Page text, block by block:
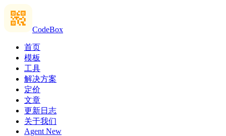
CodeBox
首页
模板
工具
解决方案
定价
文章
更新日志
关于我们
Agent New